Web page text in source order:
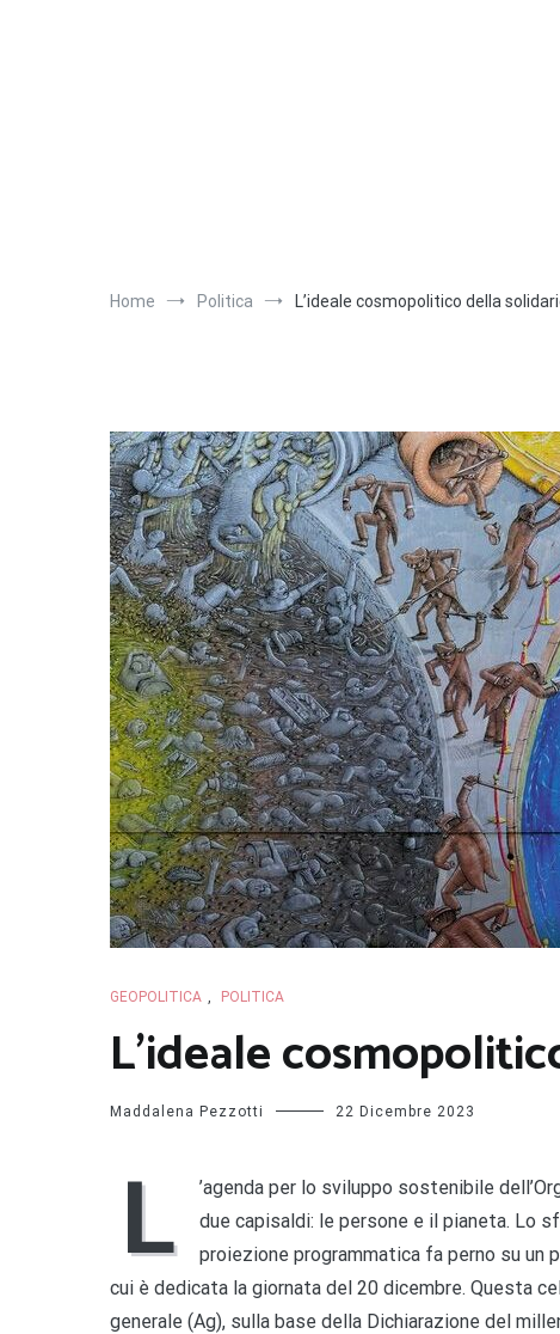
Home Politica L’ideale cosmopolitico della
GEOPOLITICA , POLITICA
L’ideale
Maddalena Pezzotti 22 Dicembre 2023
L
’agenda per lo sviluppo sostenibile
due capisaldi: le persone e il pianeta. Lo
proiezione programmatica fa perno su un
cui è dedicata la giornata del 20 dicembre. Questa
generale (Ag), sulla base della Dichiarazione del